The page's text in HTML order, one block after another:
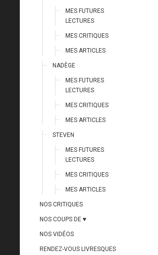
MES FUTURES
LECTURES
MES CRITIQUES
MES ARTICLES
NADÈGE
MES FUTURES
LECTURES
MES CRITIQUES
MES ARTICLES
STEVEN
MES FUTURES
LECTURES
MES CRITIQUES
MES ARTICLES
NOS CRITIQUES
NOS COUPS DE ♥
NOS VIDÉOS
RENDEZ-VOUS LIVRESQUES